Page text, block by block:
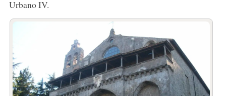
Urbano IV.